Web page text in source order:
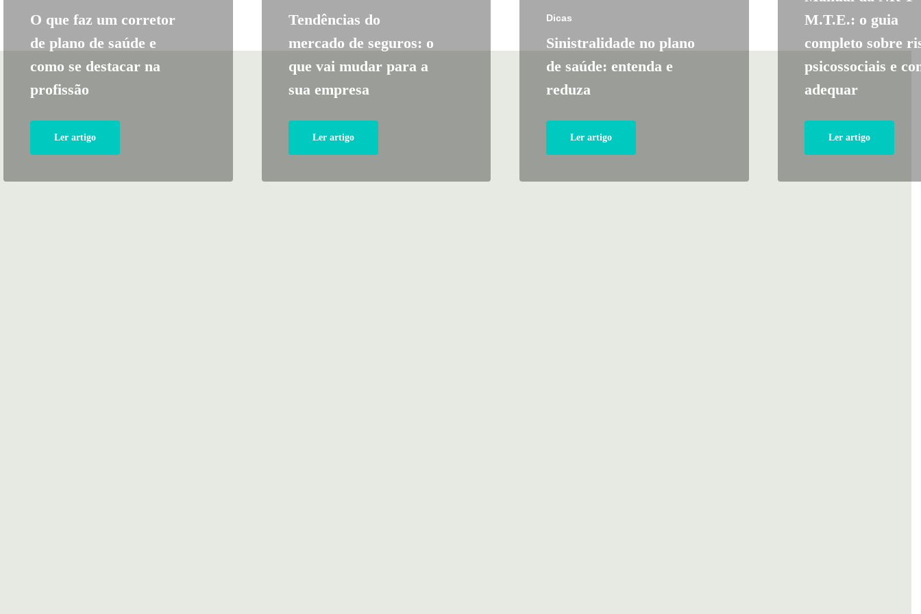
O que faz um corretor
de plano de saúde e
como se destacar na
profissão
Ler artigo
Tendências do
mercado de seguros: o
que vai mudar para a
sua empresa
Ler artigo
Dicas
Sinistralidade no plano
de saúde: entenda e
reduza
Ler artigo
M.T.E.: o guia
completo sobre
psicossociais e
adequar
Ler artigo